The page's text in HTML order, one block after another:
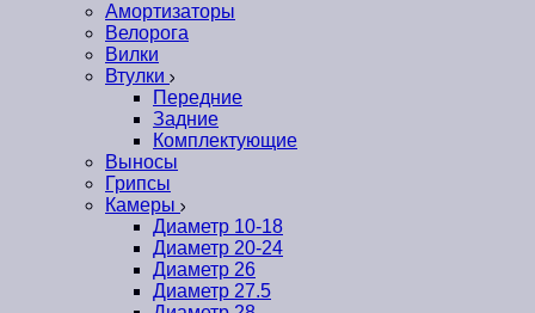
Амортизаторы
Велорога
Вилки
Втулки
Передние
Задние
Комплектующие
Выносы
Грипсы
Камеры
Диаметр 10-18
Диаметр 20-24
Диаметр 26
Диаметр 27.5